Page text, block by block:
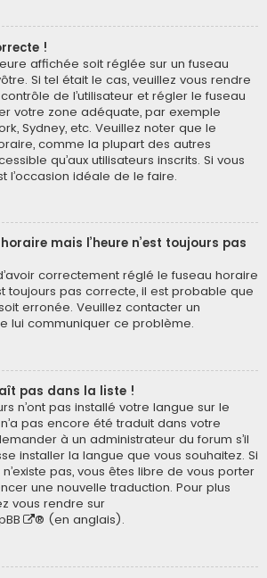
!
affichée soit réglée sur un fuseau
Si tel était le cas, veuillez vous rendre
de l’utilisateur et régler le fuseau
votre zone adéquate, par exemple
Sydney, etc. Veuillez noter que le
comme la plupart des autres
qu’aux utilisateurs inscrits. Si vous
l’occasion idéale de le faire.
mais l’heure n’est toujours pas
correctement réglé le fuseau horaire
toujours pas correcte, il est probable que
erronée. Veuillez contacter un
lui communiquer ce problème.
pas dans la liste !
n’ont pas installé votre langue sur le
pas encore été traduit dans votre
à un administrateur du forum s’il
installer la langue que vous souhaitez. Si
pas, vous êtes libre de vous porter
une nouvelle traduction. Pour plus
vous rendre sur
® (en anglais).